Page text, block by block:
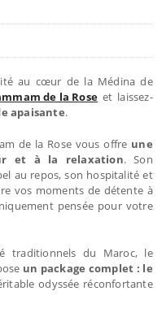
au cœur de la Médina de
de la Rose et laissez-
apaisante.
de la Rose vous offre une
et à la relaxation. Son
au repos, son hospitalité et
vos moments de détente à
pensée pour votre
traditionnels du Maroc, le
un package complet : le
odyssée réconfortante